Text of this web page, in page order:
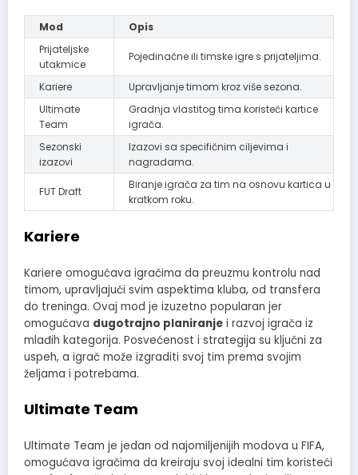
Mod
Opis
Prijateljske
utakmice
Pojedinačne ili timske igre s prijateljima.
Kariere
Upravljanje timom kroz više sezona.
Ultimate
Team
Gradnja vlastitog tima koristeći kartice
igrača.
Sezonski
izazovi
Izazovi sa specifičnim ciljevima i
nagradama.
FUT Draft
Biranje igrača za tim na osnovu kartica u
kratkom roku.
Kariere
Kariere omogućava igračima da preuzmu kontrolu nad
timom, upravljajući svim aspektima kluba, od transfera
do treninga. Ovaj mod je izuzetno popularan jer
omogućava dugotrajno planiranje i razvoj igrača iz
mlađih kategorija. Posvećenost i strategija su ključni za
uspeh, a igrač može izgraditi svoj tim prema svojim
željama i potrebama.
Ultimate Team
Ultimate Team je jedan od najomiljenijih modova u FIFA,
omogućava igračima da kreiraju svoj idealni tim koristeći